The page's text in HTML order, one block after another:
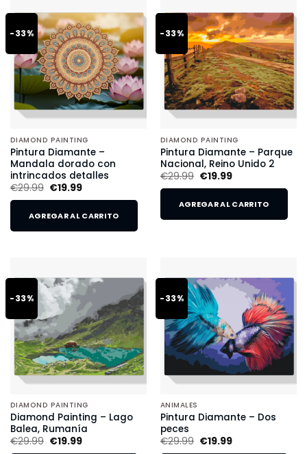
-33%
DIAMOND PAINTING
Pintura Diamante –
Mandala dorado con
intrincados detalles
€29.99 €19.99
AGREGAR AL CARRITO
-33%
DIAMOND PAINTING
Pintura Diamante – Parque
Nacional, Reino Unido 2
€29.99 €19.99
AGREGAR AL CARRITO
-33%
DIAMOND PAINTING
Diamond Painting – Lago
Balea, Rumanía
€29.99 €19.99
-33%
ANIMALES
Pintura Diamante – Dos
peces
€29.99 €19.99